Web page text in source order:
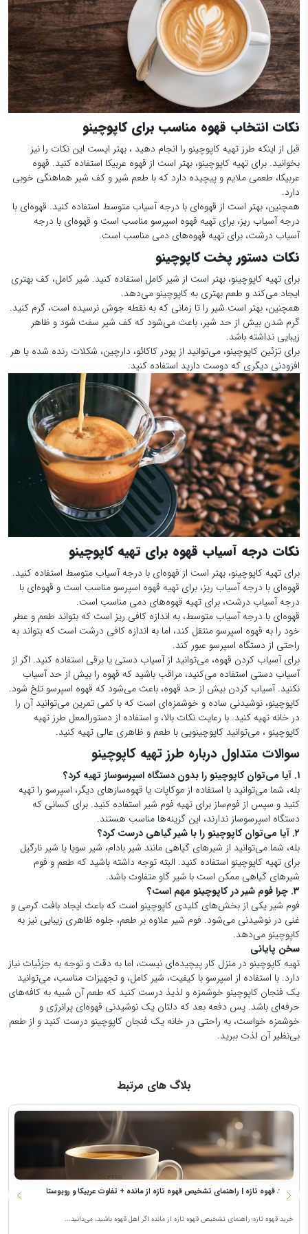
نکات انتخاب قهوه مناسب برای کاپوچینو
قبل از اینکه طرز تهیه کاپوچینو را انجام دهید ، بهتر ایست این نکات را نیز
بخوانید. برای تهیه کاپوچینو، بهتر است از قهوه عربیکا استفاده کنید. قهوه
عربیکا، طعمی ملایم و پیچیده دارد که با طعم شیر و کف شیر هماهنگی خوبی
دارد.
همچنین، بهتر است از قهوه‌ای با درجه آسیاب متوسط استفاده کنید. قهوه‌ای با
درجه آسیاب ریز، برای تهیه قهوه اسپرسو مناسب است و قهوه‌ای با درجه
آسیاب درشت، برای تهیه قهوه‌های دمی مناسب است.
نکات دستور پختکاپوچینو
برای تهیه کاپوچینو، بهتر است از شیر کامل استفاده کنید. شیر کامل، کف بهتری
ایجاد می‌کند و طعم بهتری به کاپوچینو می‌دهد.
همچنین، بهتر است شیر را تا زمانی که به نقطه جوش نرسیده است، گرم کنید.
گرم شدن بیش از حد شیر، باعث می‌شود که کف شیر سفت شود و ظاهر
زیبایی نداشته باشد.
برای تزئین کاپوچینو، می‌توانید از پودر کاکائو، دارچین، شکلات رنده شده یا هر
افزودنی دیگری که دوست دارید استفاده کنید.
نکات درجه آسیاب قهوه برای تهیهکاپوچینو
برای تهیه کاپوچینو، بهتر است از قهوه‌ای با درجه آسیاب متوسط استفاده کنید.
قهوه‌ای با درجه آسیاب ریز، برای تهیه قهوه اسپرسو مناسب است و قهوه‌ای با
درجه آسیاب درشت، برای تهیه قهوه‌های دمی مناسب است.
قهوه‌ای با درجه آسیاب متوسط، به اندازه کافی ریز است که بتواند طعم و عطر
خود را به قهوه اسپرسو منتقل کند، اما به اندازه کافی درشت است که بتواند به
راحتی از دستگاه اسپرسو عبور کند.
برای آسیاب کردن قهوه، می‌توانید از آسیاب دستی یا برقی استفاده کنید. اگر از
آسیاب دستی استفاده می‌کنید، مراقب باشید که قهوه را بیش از حد آسیاب
نکنید. آسیاب کردن بیش از حد قهوه، باعث می‌شود که قهوه اسپرسو تلخ شود.
کاپوچینو، نوشیدنی ساده و خوشمزه‌ای است که با کمی تمرین می‌توانید آن را
در خانه تهیه کنید. با رعایت نکات بالا، و استفاده از دستورالمعل طرز تهیه
کاپوچینو ، می‌توانید کاپوچینویی با طعم و ظاهری عالی تهیه کنید.
سوالات متداول درباره طرز تهیه کاپوچینو
۱. آیا می‌توان کاپوچینو را بدون دستگاه اسپرسوساز تهیه کرد؟
بله، شما می‌توانید با استفاده از موکاپات یا قهوه‌سازهای دیگر، اسپرسو را تهیه
کنید و سپس از فوم‌ساز برای تهیه فوم شیر استفاده کنید. برای کسانی که
دستگاه اسپرسوساز ندارند، این گزینه‌ها مناسب هستند.
۲. آیا می‌توان کاپوچینو را با شیر گیاهی درست کرد؟
بله، شما می‌توانید از شیرهای گیاهی مانند شیر بادام، شیر سویا یا شیر نارگیل
برای تهیه کاپوچینو استفاده کنید. البته توجه داشته باشید که طعم و فوم
شیرهای گیاهی ممکن است با شیر گاو متفاوت باشد.
۳. چرا فوم شیر در کاپوچینو مهم است؟
فوم شیر یکی از بخش‌های کلیدی کاپوچینو است که باعث ایجاد بافت کرمی و
غنی در نوشیدنی می‌شود. فوم شیر علاوه بر طعم، جلوه ظاهری زیبایی نیز به
کاپوچینو می‌دهد.
سخن پایانی
تهیه کاپوچینو در منزل کار پیچیده‌ای نیست، اما به دقت و توجه به جزئیات نیاز
دارد. با استفاده از اسپرسو با کیفیت، شیر کامل، و تجهیزات مناسب، می‌توانید
یک فنجان کاپوچینو خوشمزه و لذیذ درست کنید که طعم آن شبیه به کافه‌های
حرفه‌ای باشد. پس دفعه بعد که دلتان یک نوشیدنی قهوه‌ای پرانرژی و
خوشمزه خواست، به راحتی در خانه یک فنجان کاپوچینو درست کنید و از طعم
بی‌نظیر آن لذت ببرید.
بلاگ های مرتبط
خرید قهوه تازه | راهنمای تشخیص قهوه تازه از مانده + تفاوت عربیکا و روبوستا
خرید قهوه تازه؛ راهنمای تشخیص قهوه تازه از مانده اگر اهل قهوه باشید، می‌دانید...